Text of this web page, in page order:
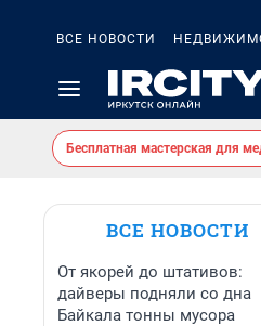
ВСЕ НОВОСТИ
Бесплатная мастерская для
ВСЕ НОВОСТИ
От якорей до штативов:
дайверы подняли со дна
Байкала тонны мусора